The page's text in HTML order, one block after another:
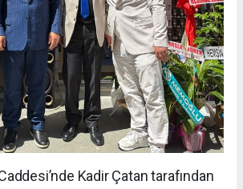
Kadir Çatan tarafından